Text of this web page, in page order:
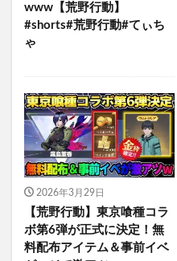
www【荒野行動】
#shorts#荒野行動#てぃち
ゃ
2026年3月29日
【荒野行動】東京喰種コラ
ボ第6弾が正式に決定！無
料配布アイテム＆事前イベ